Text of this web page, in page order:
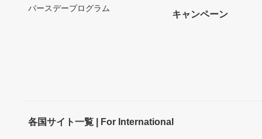
バースデープログラム
キャンペーン
各国サイト一覧 | For International